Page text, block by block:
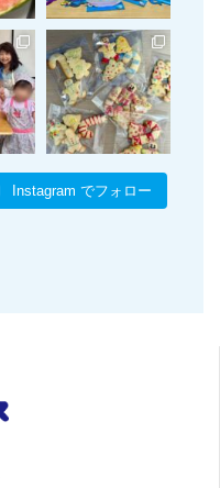
Instagram でフォロー